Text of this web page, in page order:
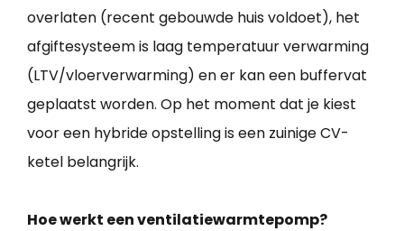
overlaten (recent gebouwde huis voldoet), het
afgiftesysteem is laag temperatuur verwarming
(LTV/vloerverwarming) en er kan een buffervat
geplaatst worden. Op het moment dat je kiest
voor een hybride opstelling is een zuinige CV-
ketel belangrijk.
Hoe werkt een ventilatiewarmtepomp?